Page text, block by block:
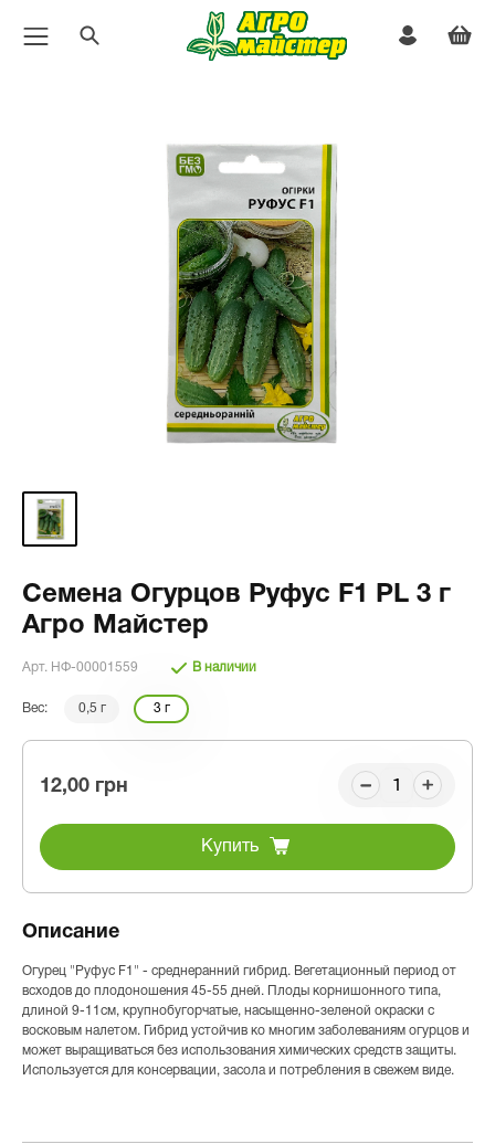
Семена Огурцов Руфус F1 PL 3 г
Агро Майстер
Арт. НФ-00001559 В наличии
Вес: 0,5 г 3 г
12,00 грн
Купить
Описание
Огурец "Руфус F1" - среднеранний гибрид. Вегетационный период от
всходов до плодоношения 45-55 дней. Плоды корнишонного типа,
длиной 9-11см, крупнобугорчатые, насыщенно-зеленой окраски с
восковым налетом. Гибрид устойчив ко многим заболеваниям огурцов и
может выращиваться без использования химических средств защиты.
Используется для консервации, засола и потребления в свежем виде.